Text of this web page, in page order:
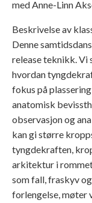
med Anne-Linn
Beskrivelse av
Denne
release teknikk. Vi
hvordan
fokus på
anatomisk
observasjon og
kan gi større
tyngdekraften,
arkitektur i
som fall, fraskyv og
forlengelse, møter